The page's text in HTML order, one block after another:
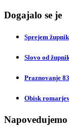
Dogajalo se je
Sprejem
Slovo od
Praznovanje
Obisk
Napovedujemo